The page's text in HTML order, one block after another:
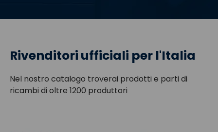
Rivenditori ufficiali per l'Italia
Nel nostro catalogo troverai prodotti e parti di
ricambi di oltre 1200 produttori